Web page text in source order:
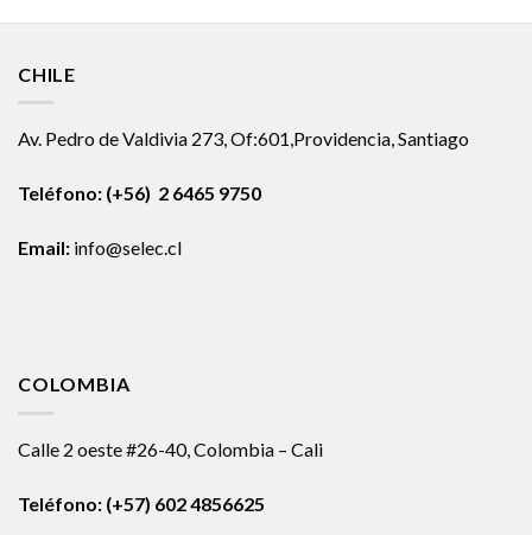
CHILE
Av. Pedro de Valdivia 273, Of:601,Providencia, Santiago
Teléfono: (+56) 2 6465 9750
Email: info@selec.cl
COLOMBIA
Calle 2 oeste #26-40, Colombia – Cali
Teléfono: (+57) 602 4856625